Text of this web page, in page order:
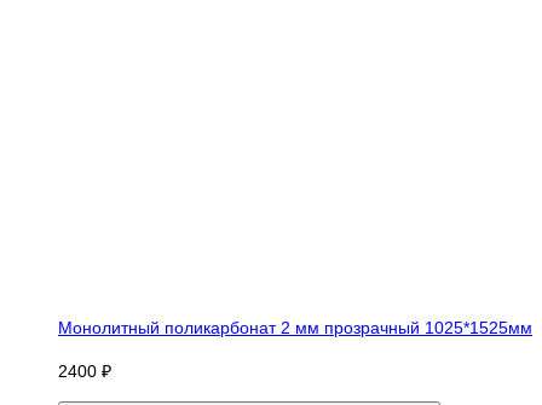
Монолитный поликарбонат 2 мм прозрачный 1025*1525мм
2400 ₽